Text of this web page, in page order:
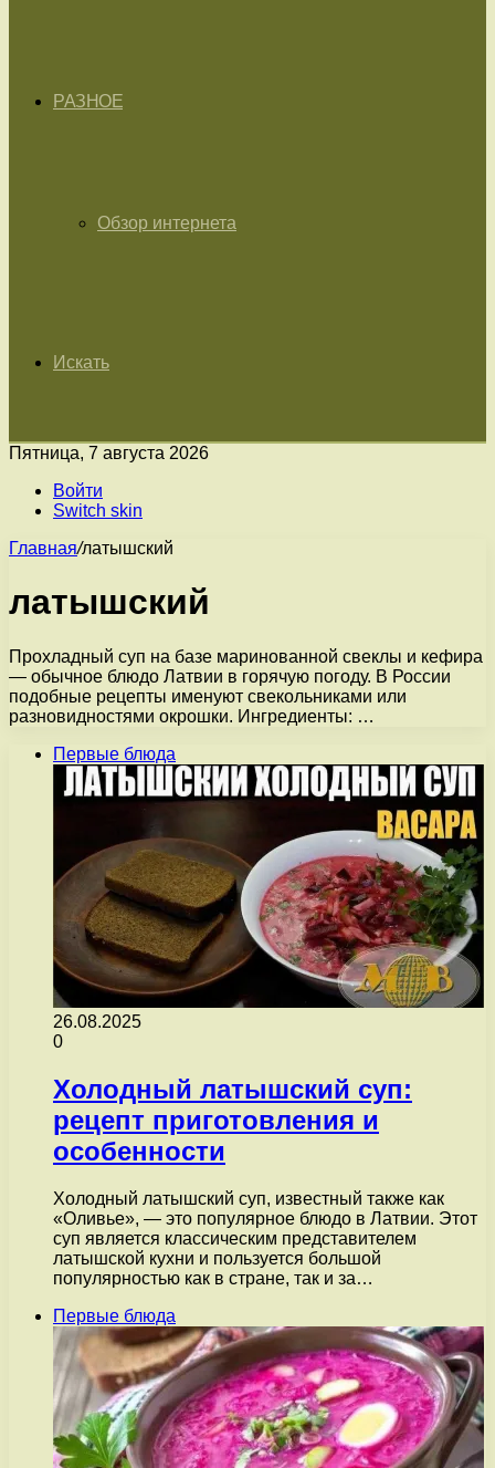
РАЗНОЕ
Обзор интернета
Искать
Пятница, 7 августа 2026
Войти
Switch skin
Главная/латышский
латышский
Прохладный суп на базе маринованной свеклы и кефира
— обычное блюдо Латвии в горячую погоду. В России
подобные рецепты именуют свекольниками или
разновидностями окрошки. Ингредиенты: …
Первые блюда
26.08.2025
0
Холодный латышский суп:
рецепт приготовления и
особенности
Холодный латышский суп, известный также как
«Оливье», — это популярное блюдо в Латвии. Этот
суп является классическим представителем
латышской кухни и пользуется большой
популярностью как в стране, так и за…
Первые блюда